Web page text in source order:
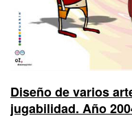
Diseño de varios
jugabilidad. Año